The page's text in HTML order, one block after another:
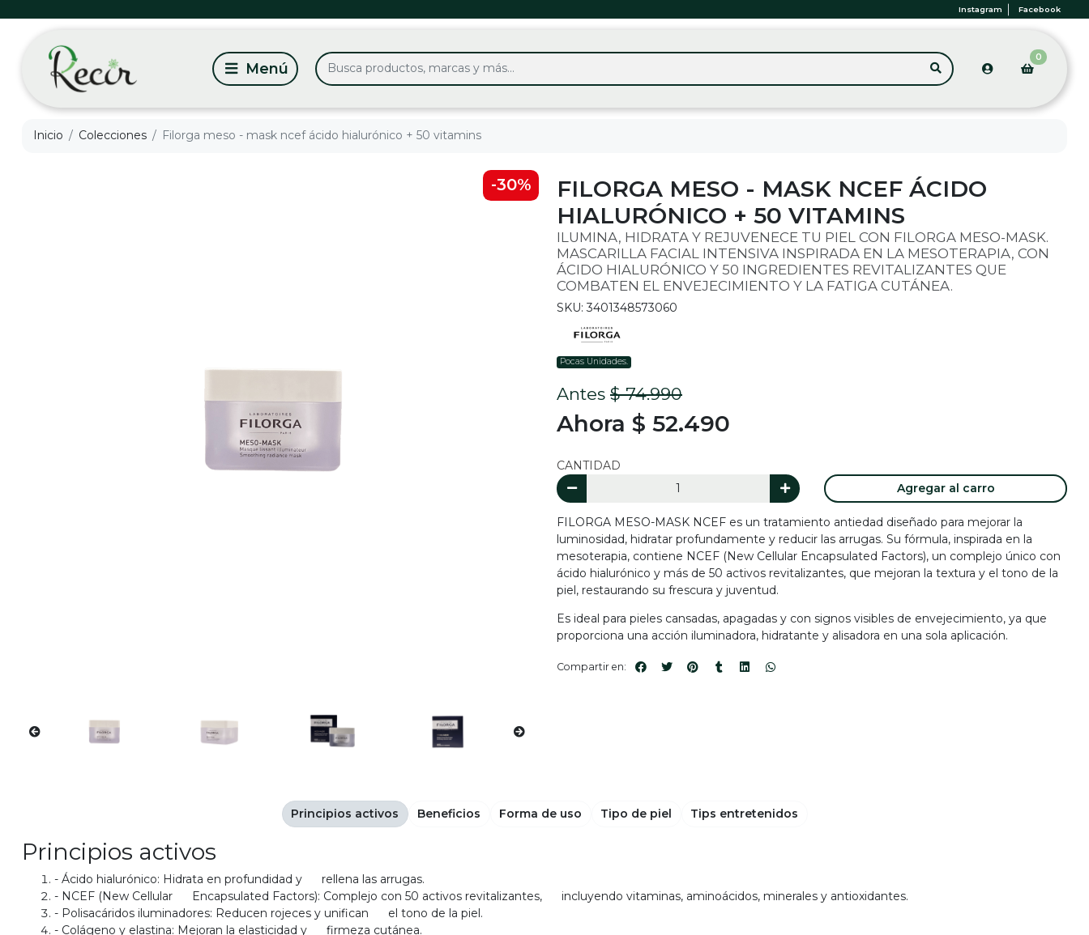
Instagram Facebook
0
Inicio Colecciones Filorga meso - mask ncef ácido hialurónico + 50 vitamins
-30%
FILORGA MESO - MASK NCEF ÁCIDO
HIALURÓNICO + 50 VITAMINS
ILUMINA, HIDRATA Y REJUVENECE TU PIEL CON FILORGA MESO-MASK.
MASCARILLA FACIAL INTENSIVA INSPIRADA EN LA MESOTERAPIA, CON
ÁCIDO HIALURÓNICO Y 50 INGREDIENTES REVITALIZANTES QUE
COMBATEN EL ENVEJECIMIENTO Y LA FATIGA CUTÁNEA.
SKU: 3401348573060
Pocas Unidades.
Antes $ 74.990
Ahora $ 52.490
CANTIDAD
Agregar al carro
FILORGA MESO-MASK NCEF es un tratamiento antiedad diseñado para mejorar la
luminosidad, hidratar profundamente y reducir las arrugas. Su fórmula, inspirada en la
mesoterapia, contiene NCEF (New Cellular Encapsulated Factors), un complejo único con
ácido hialurónico y más de 50 activos revitalizantes, que mejoran la textura y el tono de la
piel, restaurando su frescura y juventud.
Es ideal para pieles cansadas, apagadas y con signos visibles de envejecimiento, ya que
proporciona una acción iluminadora, hidratante y alisadora en una sola aplicación.
Compartir en:
Principios activos
- Ácido hialurónico: Hidrata en profundidad y rellena las arrugas.
- NCEF (New Cellular Encapsulated Factors): Complejo con 50 activos revitalizantes, incluyendo vitaminas, aminoácidos, minerales y antioxidantes.
- Polisacáridos iluminadores: Reducen rojeces y unifican el tono de la piel.
- Colágeno y elastina: Mejoran la elasticidad y firmeza cutánea.
Principios activos Beneficios Forma de uso Tipo de piel Tips entretenidos